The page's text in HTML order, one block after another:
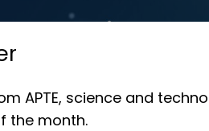
APTE, science and
the month.